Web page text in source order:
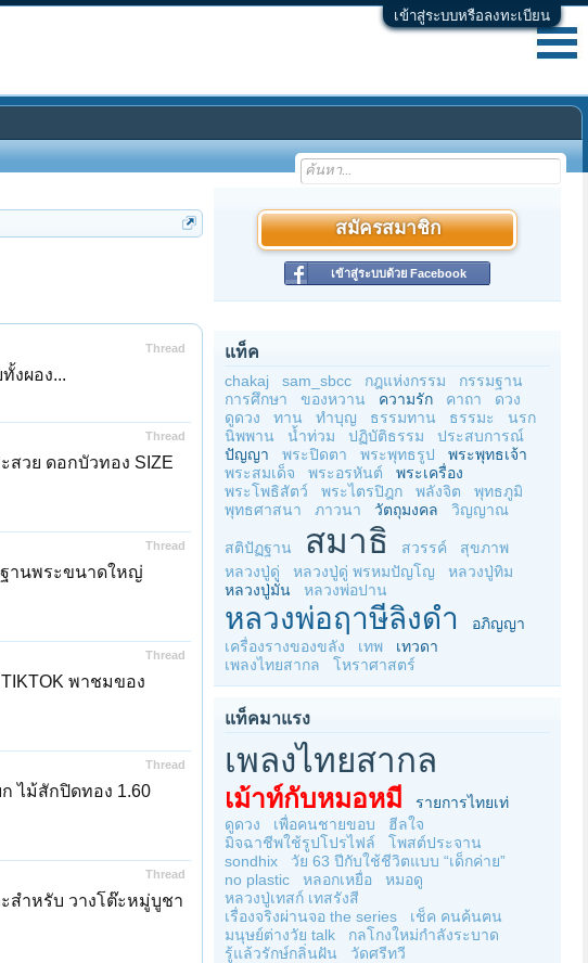
เข้าสู่ระบบหรือลงทะเบียน
Thread
งผอง...
Thread
สวย ดอกบัวทอง SIZE
Thread
ฐานพระขนาดใหญ่
Thread
พาชมของ
Thread
ไม้สักปิดทอง 1.60
Thread
สำหรับ วางโต๊ะหมู่บูชา
สมัครสมาชิก
เข้าสู่ระบบด้วย Facebook
แท็ค
chakaj sam_sbcc กฎแห่งกรรม
กรรมฐาน
การศึกษา
ของหวาน ความรัก คาถา
ดวง
ดูดวง
ทาน ทำบุญ ธรรมทาน ธรรมะ
นรก
นิพพาน
น้ำท่วม ปฏิบัติธรรม
ประสบการณ์
ปัญญา
พระปิดตา พระพุทธรูป
พระพุทธเจ้า
พระสมเด็จ
พระอรหันต์
พระเครื่อง
พระโพธิสัตว์
พระไตรปิฎก พลังจิต
พุทธภูมิ
พุทธศาสนา
ภาวนา วัตถุมงคล วิญญาณ
สติปัฏฐาน สมาธิ สวรรค์
สุขภาพ
หลวงปู่ดู่
หลวงปู่ดู่ พรหมปัญโญ
หลวงปู่ทิม
หลวงปู่มั่น
หลวงพ่อปาน
หลวงพ่อฤาษีลิงดำ
อภิญญา
เครื่องรางของขลัง
เทพ
เทวดา
เพลงไทยสากล
โหราศาสตร์
แท็คมาแรง
เพลงไทยสากล
เม้าท์กับหมอหมี
รายการไทยเท่
ดูดวง
เพื่อคนชายขอบ
ฮีลใจ
มิจฉาชีพใช้รูปโปรไฟล์
โพสต์ประจาน
sondhix
วัย 63 ปีกับใช้ชีวิตแบบ “เด็กค่าย”
no plastic
หลอกเหยื่อ
หมอดู
หลวงปู่เทสก์ เทสรังสี
เรื่องจริงผ่านจอ the series
เช็ค คนค้นฅน
มนุษย์ต่างวัย talk
กลโกงใหม่กำลังระบาด
รู้แล้วรักษ์กลิ่นฝัน
วัดศรีทวี